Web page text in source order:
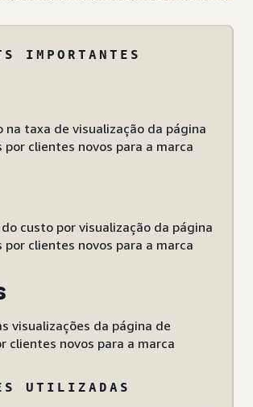
IMPORTANTES
na taxa de visualização da página
por clientes novos para a marca
custo por visualização da página
por clientes novos para a marca
visualizações da página de
clientes novos para a marca
UTILIZADAS